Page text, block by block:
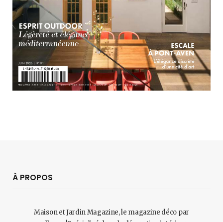
À PROPOS
Maison et Jardin Magazine, le magazine déco par